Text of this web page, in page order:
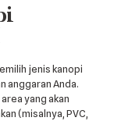
jenis kanopi
anggaran Anda.
yang akan
(misalnya, PVC,